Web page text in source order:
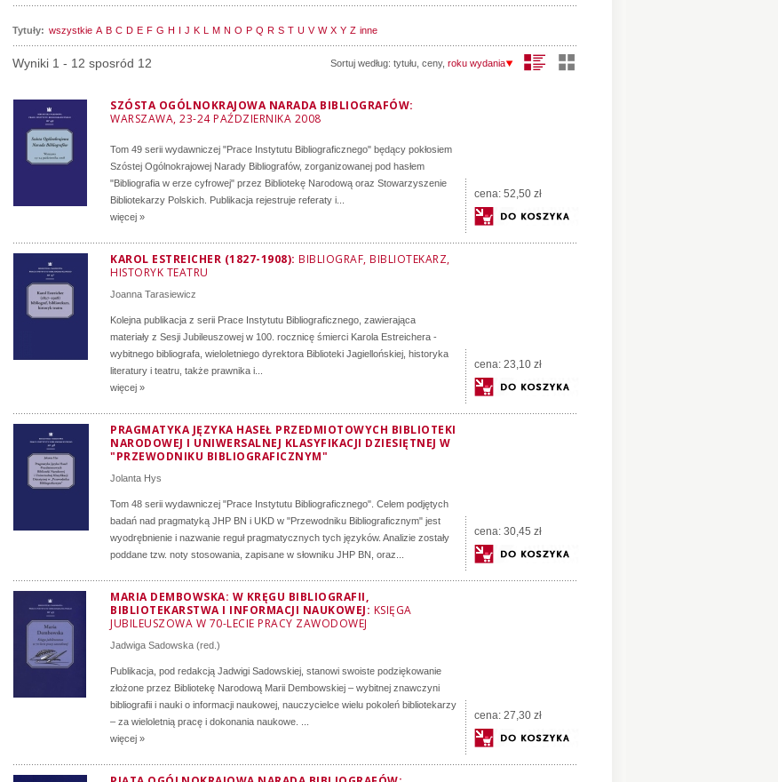
Tytuły: wszystkie A B C D E F G H I J K L M N O P Q R S T U V W X Y Z inne
Sortuj według: tytułu ceny, roku wydania
Wyniki 1 - 12 sposród 12
SZÓSTA OGÓLNOKRAJOWA NARADA BIBLIOGRAFÓW:
WARSZAWA, 23-24 PAŹDZIERNIKA 2008
Tom 49 serii wydawniczej "Prace Instytutu Bibliograficznego" będący pokłosiem
Szóstej Ogólnokrajowej Narady Bibliografów, zorganizowanej pod hasłem
"Bibliografia w erze cyfrowej" przez Bibliotekę Narodową oraz Stowarzyszenie
Bibliotekarzy Polskich. Publikacja rejestruje referaty i...
więcej »
cena: 52,50 zł
KAROL ESTREICHER (1827-1908): BIBLIOGRAF, BIBLIOTEKARZ,
HISTORYK TEATRU
Joanna Tarasiewicz
Kolejna publikacja z serii Prace Instytutu Bibliograficznego, zawierająca
materiały z Sesji Jubileuszowej w 100. rocznicę śmierci Karola Estreichera -
wybitnego bibliografa, wieloletniego dyrektora Biblioteki Jagiellońskiej, historyka
literatury i teatru, także prawnika i...
więcej »
cena: 23,10 zł
PRAGMATYKA JĘZYKA HASEŁ PRZEDMIOTOWYCH BIBLIOTEKI
NARODOWEJ I UNIWERSALNEJ KLASYFIKACJI DZIESIĘTNEJ W
"PRZEWODNIKU BIBLIOGRAFICZNYM"
Jolanta Hys
Tom 48 serii wydawniczej "Prace Instytutu Bibliograficznego". Celem podjętych
badań nad pragmatyką JHP BN i UKD w "Przewodniku Bibliograficznym" jest
wyodrębnienie i nazwanie reguł pragmatycznych tych języków. Analizie zostały
poddane tzw. noty stosowania, zapisane w słowniku JHP BN, oraz...
cena: 30,45 zł
MARIA DEMBOWSKA: W KRĘGU BIBLIOGRAFII,
BIBLIOTEKARSTWA I INFORMACJI NAUKOWEJ: KSIĘGA
JUBILEUSZOWA W 70-LECIE PRACY ZAWODOWEJ
Jadwiga Sadowska (red.)
Publikacja, pod redakcją Jadwigi Sadowskiej, stanowi swoiste podziękowanie
złożone przez Bibliotekę Narodową Marii Dembowskiej – wybitnej znawczyni
bibliografii i nauki o informacji naukowej, nauczycielce wielu pokoleń bibliotekarzy
– za wieloletnią pracę i dokonania naukowe. ...
więcej »
cena: 27,30 zł